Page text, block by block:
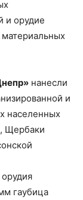
и орудие
нанесли
и
населенных
Щербаки
гаубица